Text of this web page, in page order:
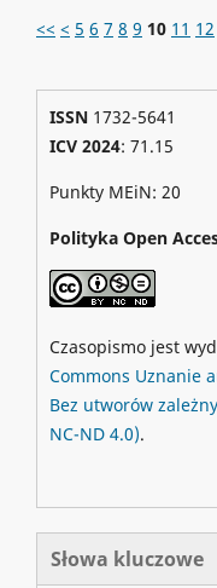
<< < 5 6 7 8 9 10 11 12
ISSN1732-5641
ICV 2024: 71.15
Punkty MEiN: 20
Polityka Open
Czasopismo jest
Commons Uznanie
Bez utworów
NC-ND 4.0).
Słowa kluczowe